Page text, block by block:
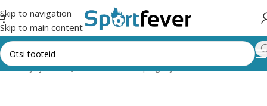
Skip to navigation
Skip to main content
ja jõusaal Jõusaali masinad, pingid ja riiulid Lisaseadmed